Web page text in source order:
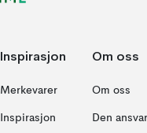
Inspirasjon
Merkevarer
Inspirasjon
Om oss
Om oss
Den